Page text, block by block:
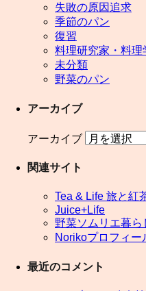
失敗の原因追求
季節のパン
復習
料理研究家・料理
未分類
野菜のパン
アーカイブ
アーカイブ
関連サイト
Tea & Life 旅と紅
Juice+Life
野菜ソムリエ暮ら
Norikoプロフィー
最近のコメント